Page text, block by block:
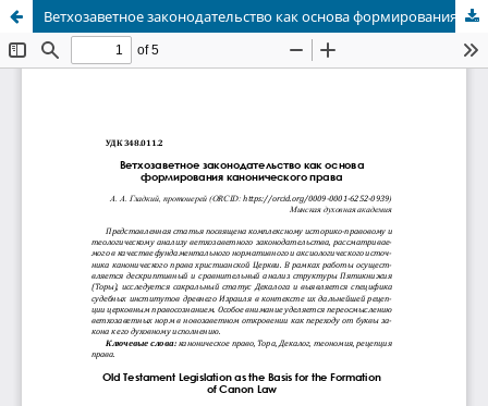
Ветхозаветное законодательство как основа формирования канонического права